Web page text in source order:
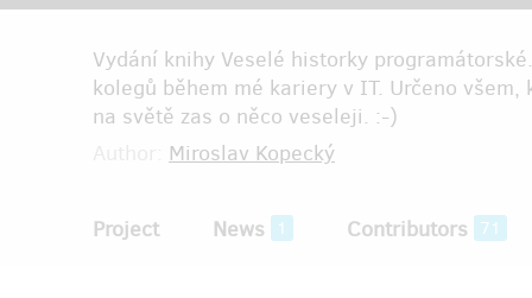
Vydání knihy Veselé historky
kolegů během mé kariery v IT. Určeno
na světě zas o něco veseleji. :-)
Miroslav Kopecký
Project News 1 Contributors 71